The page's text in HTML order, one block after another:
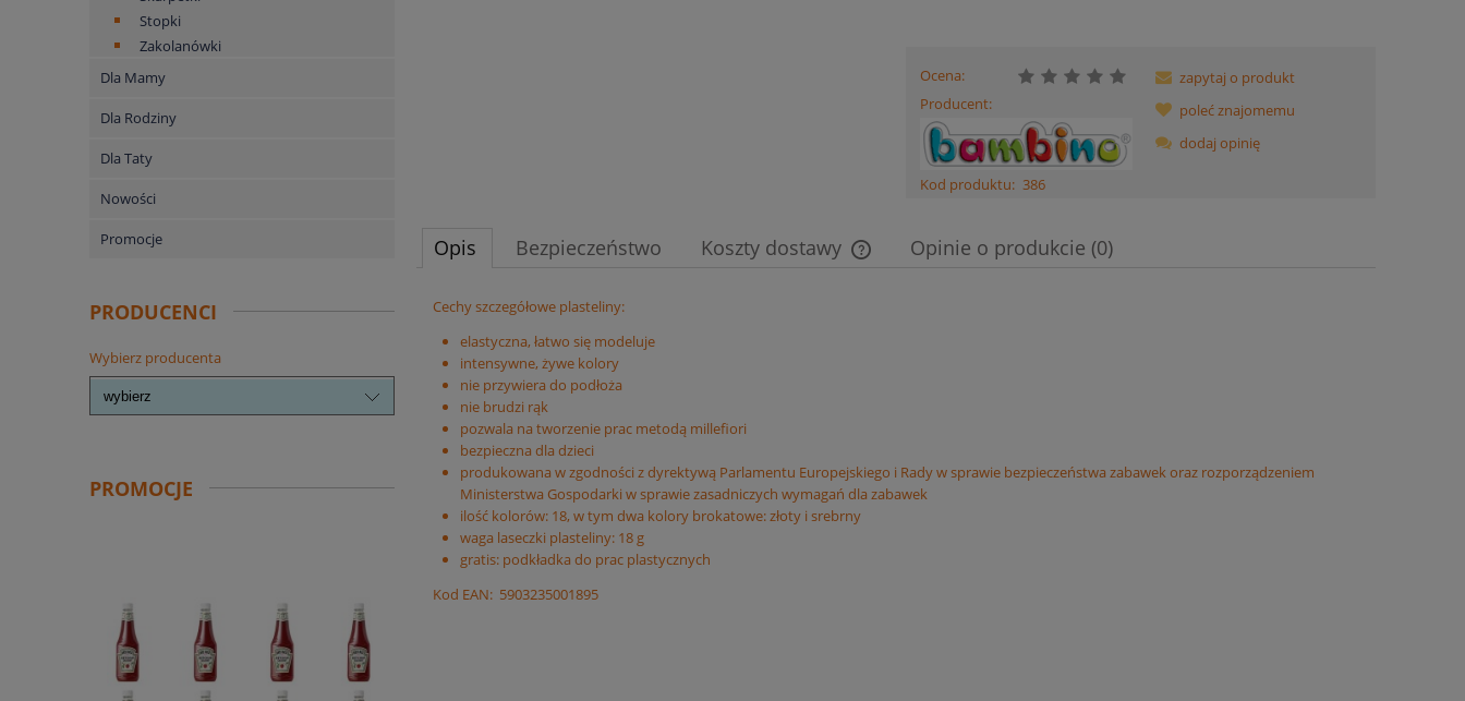
Stopki
Zakolanówki
Dla Mamy
Dla Rodziny
Dla Taty
Nowości
Promocje
PRODUCENCI
Wybierz producenta
PROMOCJE
Ocena:
Producent:
Kod produktu: 386
zapytaj o produkt
poleć znajomemu
dodaj opinię
Opis Bezpieczeństwo Koszty dostawy Opinie o produkcie (0)
Cechy szczegółowe plasteliny:
elastyczna, łatwo się modeluje
intensywne, żywe kolory
nie przywiera do podłoża
nie brudzi rąk
pozwala na tworzenie prac metodą millefiori
bezpieczna dla dzieci
produkowana w zgodności z dyrektywą Parlamentu Europejskiego i Rady w sprawie bezpieczeństwa zabawek oraz rozporządzeniem
Ministerstwa Gospodarki w sprawie zasadniczych wymagań dla zabawek
ilość kolorów: 18, w tym dwa kolory brokatowe: złoty i srebrny
waga laseczki plasteliny: 18 g
gratis: podkładka do prac plastycznych
Kod EAN: 5903235001895